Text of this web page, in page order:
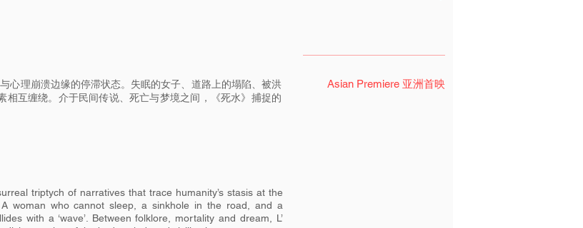
心理崩溃边缘的停滞状态。失眠的女子、道路上的塌陷、被洪
互缠绕。介于民间传说、死亡与梦境之间，《死水》捕捉的
Asian Premiere 亚洲首映
triptych of narratives that trace humanity’s stasis at the
woman who cannot sleep, a sinkhole in the road, and a
with a ‘wave’. Between folklore, mortality and dream, L’